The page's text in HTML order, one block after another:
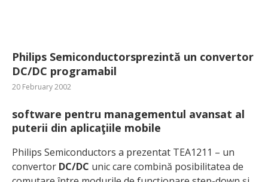
Philips Semiconductorsprezintă un convertor
DC/DC programabil
20 February 2002
software pentru managementul avansat al
puterii din aplicaţiile mobile
Philips Semiconductors a prezentat TEA1211 – un
convertor DC/DC unic care combină posibilitatea de